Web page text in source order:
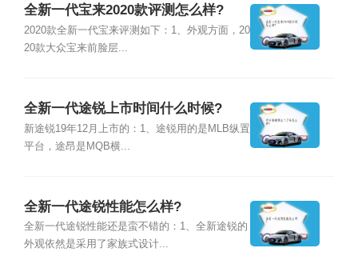
全新一代宝来2020款评测怎么样?
2020款全新一代宝来评测如下：1、外观方面，20
20款大众宝来前脸层...
全新一代途锐上市时间什么时候?
新途锐19年12月上市的：1、途锐用的是MLB纵置
平台，途昂是MQB横...
全新一代途锐性能怎么样?
全新一代途锐性能还是蛮不错的：1、全新途锐的
外观依然是采用了家族式设计...